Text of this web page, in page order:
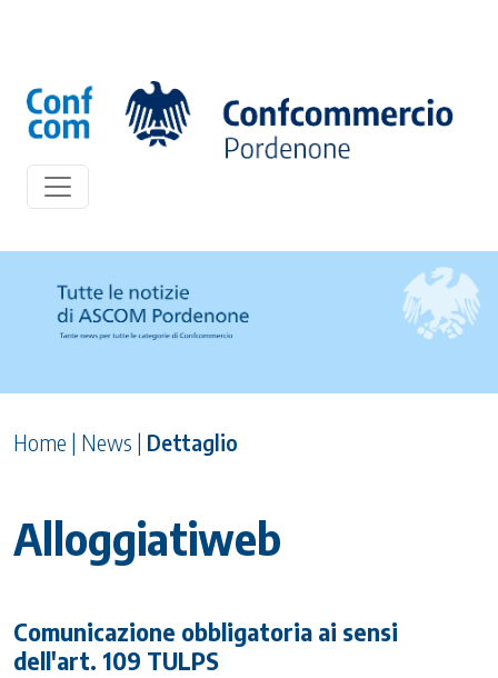
Home | News | Dettaglio
Alloggiatiweb
Comunicazione obbligatoria ai sensi
dell'art. 109 TULPS